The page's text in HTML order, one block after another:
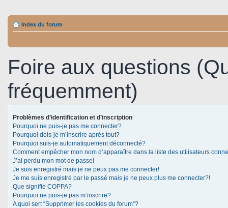
Index du forum
Foire aux questions
fréquemment)
Problèmes d’identification et d’inscription
Pourquoi ne puis-je pas me connecter?
Pourquoi dois-je m’inscrire après tout?
Pourquoi suis-je automatiquement déconnecté?
Comment empêcher mon nom d’apparaître dans la liste des utilisateurs
J’ai perdu mon mot de passe!
Je suis enregistré mais je ne peux pas me connecter!
Je me suis enregistré par le passé mais je ne peux plus me connecter?!
Que signifie COPPA?
Pourquoi ne puis-je pas m’inscrire?
A quoi sert “Supprimer les cookies du forum”?